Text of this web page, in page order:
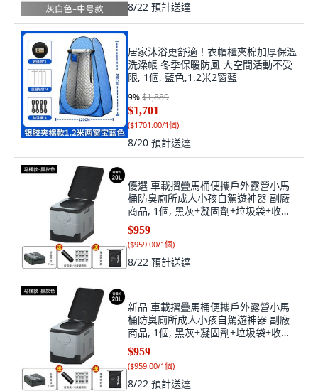
8/22 預計送達
居家沐浴更舒適！衣帽櫃夾棉加厚保溫
洗澡帳 冬季保暖防風 大空間活動不受
限, 1個, 藍色,1.2米2窗藍
9%$1,889
$1,701
($1701.00/1個)
8/20 預計送達
優選 車載摺疊馬桶便攜戶外露營小馬
桶防臭廁所成人小孩自駕遊神器 副廠
商品, 1個, 黑灰+凝固劑+垃圾袋+收納
袋
$959
($959.00/1個)
8/22 預計送達
新品 車載摺疊馬桶便攜戶外露營小馬
桶防臭廁所成人小孩自駕遊神器 副廠
商品, 1個, 黑灰+凝固劑+垃圾袋+收納
袋
$959
($959.00/1個)
8/22 預計送達